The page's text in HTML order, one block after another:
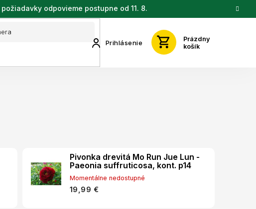
odpovieme postupne od 11. 8.
Prihlásenie
Prázdny
košík
Pivonka drevitá Mo Run Jue Lun -
Paeonia suffruticosa, kont. p14
Momentálne nedostupné
19,99 €